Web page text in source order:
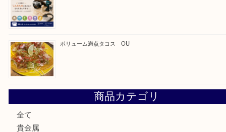
COACHのバッグのお買取り出ております！ MM
ブランド財布、処分する前に買取大吉まで！ MM